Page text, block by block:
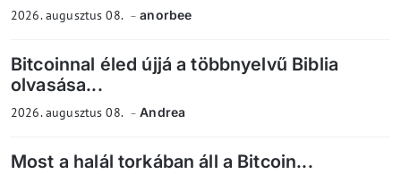
2026. augusztus 08. anorbee
Bitcoinnal éled újjá a többnyelvű Biblia
olvasása...
2026. augusztus 08. Andrea
Most a halál torkában áll a Bitcoin...